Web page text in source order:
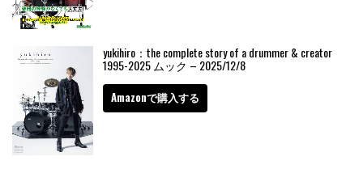
yukihiro：the complete story of a drummer & creator
1995-2025 ムック – 2025/12/8
Amazonで購入する